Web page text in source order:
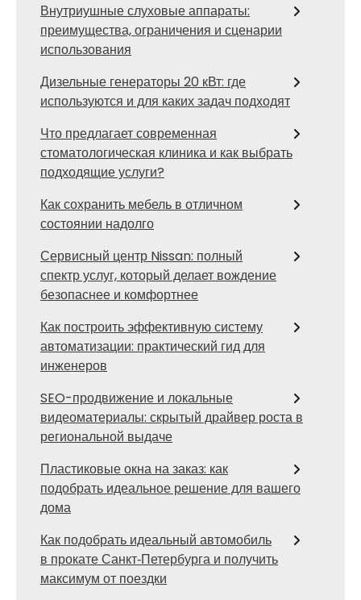
Внутриушные слуховые аппараты:
преимущества, ограничения и сценарии
использования
Дизельные генераторы 20 кВт: где
используются и для каких задач подходят
Что предлагает современная
стоматологическая клиника и как выбрать
подходящие услуги?
Как сохранить мебель в отличном
состоянии надолго
Сервисный центр Nissan: полный
спектр услуг, который делает вождение
безопаснее и комфортнее
Как построить эффективную систему
автоматизации: практический гид для
инженеров
SEO-продвижение и локальные
видеоматериалы: скрытый драйвер роста в
региональной выдаче
Пластиковые окна на заказ: как
подобрать идеальное решение для вашего
дома
Как подобрать идеальный автомобиль
в прокате Санкт‑Петербурга и получить
максимум от поездки